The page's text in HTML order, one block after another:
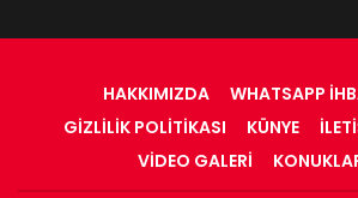
HAKKIMIZDA
WHATSAPP
GIZLILIK POLITIKASI
KÜNYE
VIDEO GALERI